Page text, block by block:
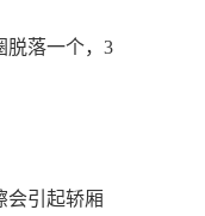
脱落一个，3
会引起轿厢